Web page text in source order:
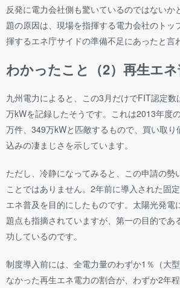
反発に電力会社側も驚いているのではないか
題の原因は、現場を指揮する電力会社のトッ
揮するエネ庁サイドの準備不足にあったと言
わかったこと（2）再生エ
九州電力によると、この3月だけでFIT認定
万kWを記録したそうです。これは2013年度
万件、349万kWと匹敵するもので、買い取り
込みの凄まじさを示しています。
ただし、冷静になってみると、この申請の勢
ことではありません。2年前に導入された固
エネ普及を目的にしたものです。太陽光発電
題点も指摘されていますが、第一の目的であ
功しているのです。
制度導入前には、全電力量のわずか1％（大
なかった再生エネ電力の割合が、わずか2年